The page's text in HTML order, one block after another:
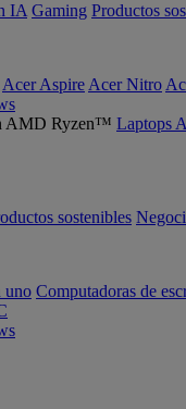
IA Gaming Productos
Acer Aspire Acer Nitro
Laptops
sostenibles
uno Computadoras de